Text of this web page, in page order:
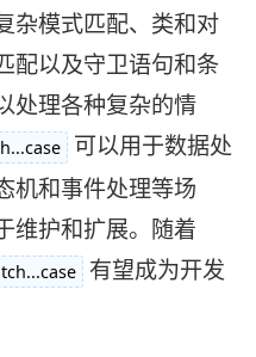
杂模式匹配、类和对
配以及守卫语句和条
处理各种复杂的情
可以用于数据处
机和事件处理等场
维护和扩展。随着
有望成为开发